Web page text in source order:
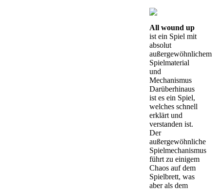
All wound up
ist ein Spiel mit
absolut
außergewöhnlichem
Spielmaterial
und
Mechanismus
Darüberhinaus
ist es ein Spiel,
welches schnell
erklärt und
verstanden ist.
Der
außergewöhnliche
Spielmechanismus
führt zu einigem
Chaos auf dem
Spielbrett, was
aber als dem